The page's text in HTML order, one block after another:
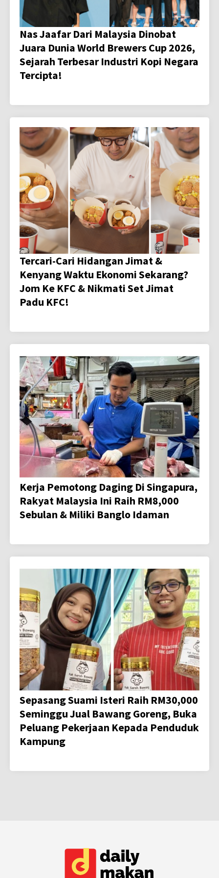
Nas Jaafar Dari Malaysia Dinobat
Juara Dunia World Brewers Cup 2026,
Sejarah Terbesar Industri Kopi Negara
Tercipta!
Tercari-Cari Hidangan Jimat &
Kenyang Waktu Ekonomi Sekarang?
Jom Ke KFC & Nikmati Set Jimat
Padu KFC!
Kerja Pemotong Daging Di Singapura,
Rakyat Malaysia Ini Raih RM8,000
Sebulan & Miliki Banglo Idaman
Sepasang Suami Isteri Raih RM30,000
Seminggu Jual Bawang Goreng, Buka
Peluang Pekerjaan Kepada Penduduk
Kampung